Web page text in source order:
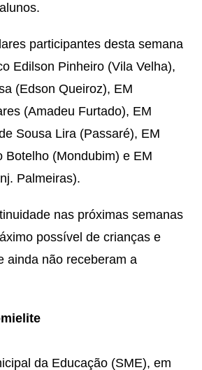
participantes desta semana
Edilson Pinheiro (Vila Velha),
(Edson Queiroz), EM
(Amadeu Furtado), EM
Sousa Lira (Passaré), EM
Botelho (Mondubim) e EM
Palmeiras).
nas próximas semanas
possível de crianças e
ainda não receberam a
da Educação (SME), em